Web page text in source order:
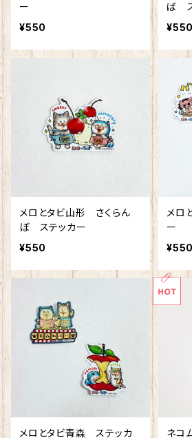
ー
¥550
ば
¥550
メロとタビ山形 さくらん
ぼ ステッカー
¥550
メロ
ー
¥550
メロとタビ青森 ステッカ
ネコ